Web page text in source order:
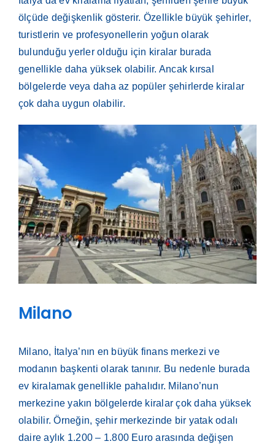
ölçüde değişkenlik gösterir. Özellikle büyük şehirler,
turistlerin ve profesyonellerin yoğun olarak
bulunduğu yerler olduğu için kiralar burada
genellikle daha yüksek olabilir. Ancak kırsal
bölgelerde veya daha az popüler şehirlerde kiralar
çok daha uygun olabilir.
Milano
Milano, İtalya’nın en büyük finans merkezi ve
modanın başkenti olarak tanınır. Bu nedenle burada
ev kiralamak genellikle pahalıdır. Milano’nun
merkezine yakın bölgelerde kiralar çok daha yüksek
olabilir. Örneğin, şehir merkezinde bir yatak odalı
daire aylık 1.200 – 1.800 Euro arasında değişen